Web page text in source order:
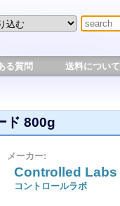
る質問 送料について
ド 800g
メーカー:
Controlled Labs
コントロールラボ